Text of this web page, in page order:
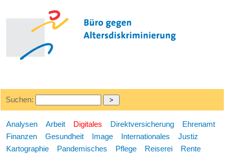
Suchen:
Analysen Arbeit Digitales Direktversicherung
Ehrenamt
Finanzen
Gesundheit Image Internationales
Justiz
Kartographie
Pandemisches Pflege Reiserei
Rente